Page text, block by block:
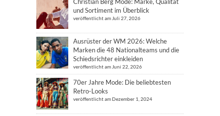
und Sortiment im Überblick
veröffentlicht am Juli 27, 2026
Ausrüster der WM 2026: Welche
Marken die 48 Nationalteams und die
Schiedsrichter einkleiden
veröffentlicht am Juni 22, 2026
70er Jahre Mode: Die beliebtesten
Retro-Looks
veröffentlicht am Dezember 1, 2024